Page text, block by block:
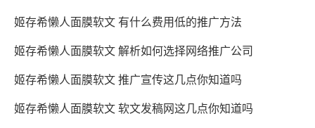
姬存希懒人面膜软文 有什么费用低的推广方法
姬存希懒人面膜软文 解析如何选择网络推广公司
姬存希懒人面膜软文 推广宣传这几点你知道吗
姬存希懒人面膜软文 软文发稿网这几点你知道吗